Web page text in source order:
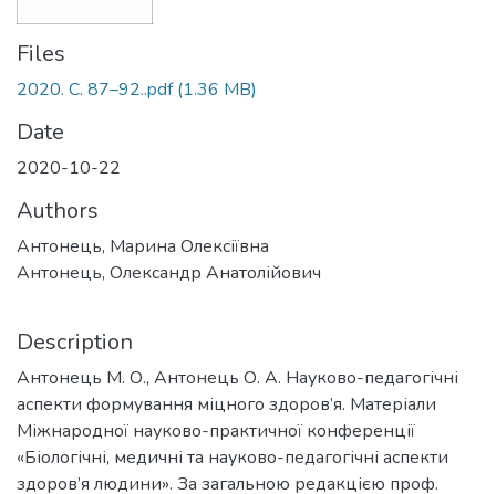
Files
2020. С. 87–92..pdf(1.36 MB)
Date
2020-10-22
Authors
Антонець, Марина Олексіївна
Антонець, Олександр Анатолійович
Description
Антонець М. О., Антонець О. А. Науково-педагогічні
аспекти формування міцного здоров’я. Матеріали
Міжнародної науково-практичної конференції
«Біологічні, медичні та науково-педагогічні аспекти
здоров’я людини». За загальною редакцією проф.